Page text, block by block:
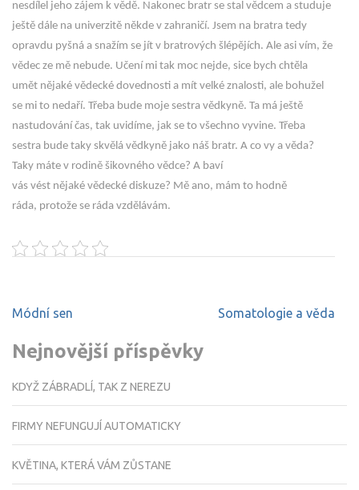
nesdílel jeho zájem k vědě. Nakonec bratr se stal vědcem a studuje
ještě dále na univerzitě někde v zahraničí. Jsem na bratra tedy
opravdu pyšná a snažím se jít v bratrových šlépějích. Ale asi vím, že
vědec ze mě nebude. Učení mi tak moc nejde, sice bych chtěla
umět nějaké vědecké dovednosti a mít velké znalosti, ale bohužel
se mi to nedaří. Třeba bude moje sestra vědkyně. Ta má ještě
nastudování čas, tak uvidíme, jak se to všechno vyvine. Třeba
sestra bude taky skvělá vědkyně jako náš bratr. A co vy a věda?
Taky máte v rodině šikovného vědce? A baví
vás vést nějaké vědecké diskuze? Mě ano, mám to hodně
ráda, protože se ráda vzdělávám.
Navigace
příspěvek
Módní sen Somatologie a věda
Nejnovější příspěvky
KDYŽ ZÁBRADLÍ, TAK Z NEREZU
FIRMY NEFUNGUJÍ AUTOMATICKY
KVĚTINA, KTERÁ VÁM ZŮSTANE